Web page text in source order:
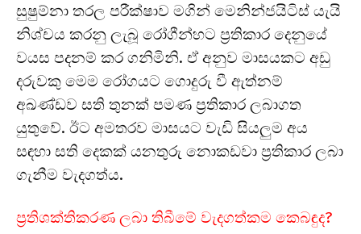
සුෂුම්නා තරල පරීක්ෂාව මගින් මෙනින්ජයිටිස් යැයි
නිශ්චය කරනු ලැබූ රෝගීන්හට ප්‍රතිකාර දෙනුයේ
වයස පදනම් කර ගනිමිනි. ඒ අනුව මාසයකට අඩු
දරුවකු මෙම රෝගයට ගොදුරු වී ඇත්නම්
අඛණ්ඩව සති තුනක් පමණ ප්‍රතිකාර ලබාගත
යුතුවේ. ඊට අමතරව මාසයට වැඩි සියලුම අය
සඳහා සති දෙකක් යනතුරු නොකඩවා ප්‍රතිකාර ලබා
ගැනීම වැදගත්ය.
ප්‍රතිශක්තිකරණ ලබා ති⁣බීමේ වැදගත්කම කෙබඳුද?